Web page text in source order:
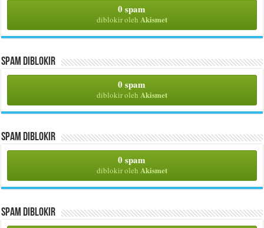
0 spam
diblokir oleh Akismet
Spam Diblokir
0 spam
diblokir oleh Akismet
Spam Diblokir
0 spam
diblokir oleh Akismet
Spam Diblokir